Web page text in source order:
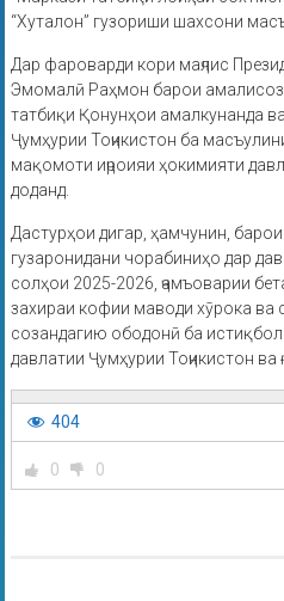
“Хуталон” гузориши шахсони
Дар фароварди кори маҷлис
Эмомалӣ Раҳмон барои
татбиқи Қонунҳои амалкунанда
Ҷумҳурии Тоҷикистон ба
мақомоти иҷроияи ҳокимияти
доданд.
Дастурҳои дигар, ҳамчунин,
гузаронидани чорабиниҳо дар
солҳои 2025-2026, ҷамъоварии
захираи кофии маводи хӯрока ва
созандагию ободонӣ ба
давлатии Ҷумҳурии Тоҷикистон ва
404
0 0